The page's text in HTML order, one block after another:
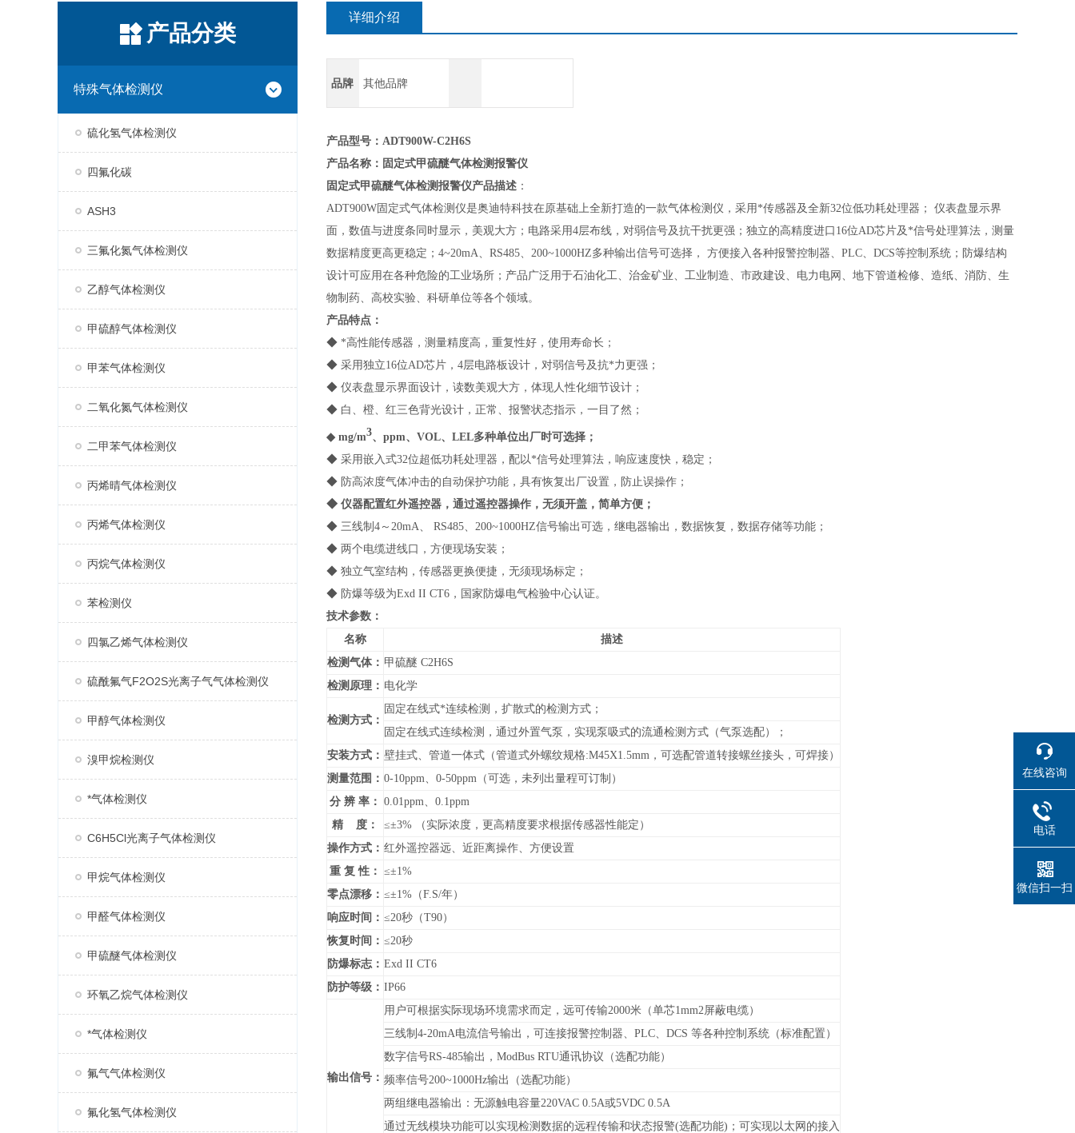
产品分类
特殊气体检测仪
硫化氢气体检测仪
四氟化碳
ASH3
三氟化氮气体检测仪
乙醇气体检测仪
甲硫醇气体检测仪
甲苯气体检测仪
二氧化氮气体检测仪
二甲苯气体检测仪
丙烯晴气体检测仪
丙烯气体检测仪
丙烷气体检测仪
苯检测仪
四氯乙烯气体检测仪
硫酰氟气F2O2S光离子气气体检测仪
甲醇气体检测仪
溴甲烷检测仪
*气体检测仪
C6H5Cl光离子气体检测仪
甲烷气体检测仪
甲醛气体检测仪
甲硫醚气体检测仪
环氧乙烷气体检测仪
*气体检测仪
氟气气体检测仪
氟化氢气体检测仪
详细介绍
品牌 其他品牌
产品型号：ADT900W-C2H6S
产品名称： 固定式甲硫醚气体检测报警仪
固定式甲硫醚气体检测报警仪产品描述 ：
ADT900W固定式气体检测仪是奥迪特科技在原基础上全新打造的一款气体检测仪，采用*传感器及全新32位低功耗处理器； 仪表盘显示界
面，数值与进度条同时显示，美观大方；电路采用4层布线，对弱信号及抗干扰更强；独立的高精度进口16位AD芯片及*信号处理算法，测量
数据精度更高更稳定；4~20mA、RS485、200~1000HZ多种输出信号可选择， 方便接入各种报警控制器、PLC、DCS等控制系统；防爆结构
设计可应用在各种危险的工业场所；产品广泛用于石油化工、治金矿业、工业制造、市政建设、电力电网、地下管道检修、造纸、消防、生
物制药、高校实验、科研单位等各个领域。
产品特点：
◆ *高性能传感器，测量精度高，重复性好，使用寿命长；
◆ 采用独立16位AD芯片，4层电路板设计，对弱信号及抗*力更强；
◆ 仪表盘显示界面设计，读数美观大方，体现人性化细节设计；
◆ 白、橙、红三色背光设计，正常、报警状态指示，一目了然；
◆ mg/m3、ppm、VOL、LEL多种单位出厂时可选择；
◆ 采用嵌入式32位超低功耗处理器，配以*信号处理算法，响应速度快，稳定；
◆ 防高浓度气体冲击的自动保护功能，具有恢复出厂设置，防止误操作；
◆ 仪器配置红外遥控器，通过遥控器操作，无须开盖，简单方便；
◆ 三线制4～20mA、 RS485、200~1000HZ信号输出可选，继电器输出，数据恢复，数据存储等功能；
◆ 两个电缆进线口，方便现场安装；
◆ 独立气室结构，传感器更换便捷，无须现场标定；
◆ 防爆等级为Exd II CT6，国家防爆电气检验中心认证。
技术参数：
名称
描述
检测气体： 甲硫醚 C2H6S
检测原理： 电化学
检测方式：
固定在线式*连续检测，扩散式的检测方式；
固定在线式连续检测，通过外置气泵，实现泵吸式的流通检测方式（气泵选配）；
安装方式： 壁挂式、管道一体式（管道式外螺纹规格:M45X1.5mm，可选配管道转接螺丝接头，可焊接）
测量范围： 0-10ppm、0-50ppm（可选，未列出量程可订制）
分 辨 率： 0.01ppm、0.1ppm
精 度：
≤±3% （实际浓度，更高精度要求根据传感器性能定）
操作方式： 红外遥控器远、近距离操作、方便设置
重 复 性： ≤±1%
零点漂移： ≤±1%（F.S/年）
响应时间： ≤20秒（T90）
恢复时间： ≤20秒
防爆标志： Exd II CT6
防护等级： IP66
输出信号：
用户可根据实际现场环境需求而定，远可传输2000米（单芯1mm2屏蔽电缆）
三线制4-20mA电流信号输出，可连接报警控制器、PLC、DCS 等各种控制系统（标准配置）
数字信号RS-485输出， ModBus RTU通讯协议 （选配功能）
频率信号200~1000Hz输出（选配功能）
两组继电器输出：无源触电容量220VAC 0.5A或5VDC 0.5A
通过无线模块功能可以实现检测数据的远程传输和状态报警(选配功能)；可实现以太网的接入
在线咨询
电话
微信扫一扫